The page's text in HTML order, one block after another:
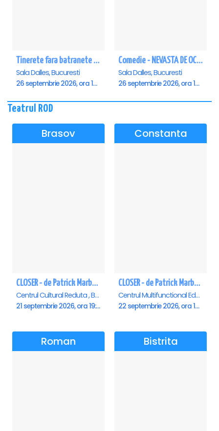
Tinerete fara batranete si viata fara de moarte
Sala Dalles, Bucuresti
26 septembrie 2026, ora 10:30
Comedie - NEVASTA DE OCAZIE !!!
Sala Dalles, Bucuresti
26 septembrie 2026, ora 19:00
Teatrul ROD
Brasov
CLOSER - de Patrick Marber - Premiera - Brasov
Centrul Cultural Reduta , Brasov
21 septembrie 2026, ora 19:00
Constanta
CLOSER - de Patrick Marber - Premiera - Constanta
Centrul Multifunctional Educativ pentru Tineret Jean Constantin, Constanta
22 septembrie 2026, ora 19:00
Roman Bistrita